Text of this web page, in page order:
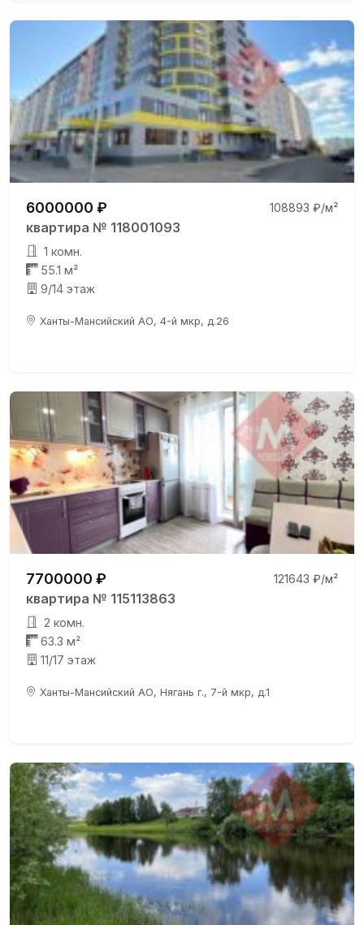
6000000 ₽ 108893 ₽/м²
квартира № 118001093
1 комн.
55.1 м²
9/14 этаж
Ханты-Мансийский АО, 4-й мкр, д.26
7700000 ₽ 121643 ₽/м²
квартира № 115113863
2 комн.
63.3 м²
11/17 этаж
Ханты-Мансийский АО, Нягань г., 7-й мкр, д.1